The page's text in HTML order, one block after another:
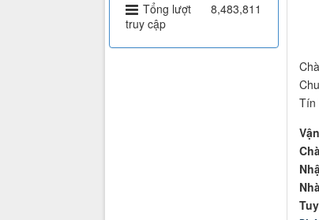
Tín
Tổng lượt
truy cập
8,483,811